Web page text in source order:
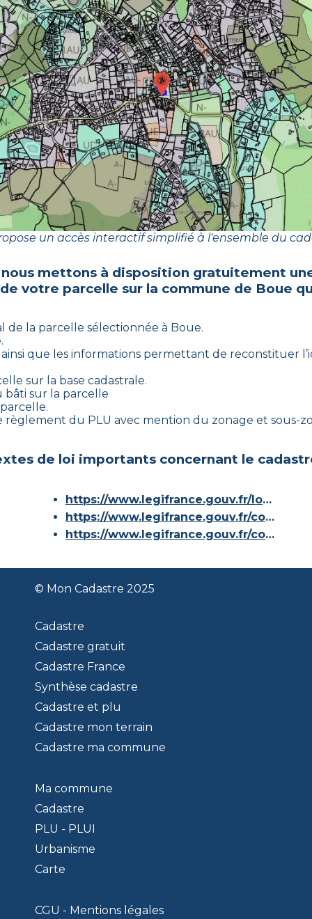
un accès interactif simplifié à l'ensemble du
mettons à disposition gratuitement
votre parcelle sur la commune de Boue
de la parcelle sélectionnée à Boue.
ainsi que les informations permettant de reconstituer
sur la base cadastrale.
bâti sur la parcelle
règlement du PLU avec mention du zonage et sous-
de loi importants concernant le
https://www.legifrance.gouv.fr/loda/id/JORFTEXT000000686267/
https://www.legifrance.gouv.fr/codes/article_lc/LEGIARTI000036588629/
https://www.legifrance.gouv.fr/codes/id/LEGISCTA000006180153/
© Mon Cadastre 2025
Cadastre
Cadastre gratuit
Cadastre France
Synthèse cadastre
Cadastre et plu
Cadastre mon terrain
Cadastre ma commune
Ma commune
Cadastre
PLU - PLUI
Urbanisme
Carte
CGU - Mentions légales